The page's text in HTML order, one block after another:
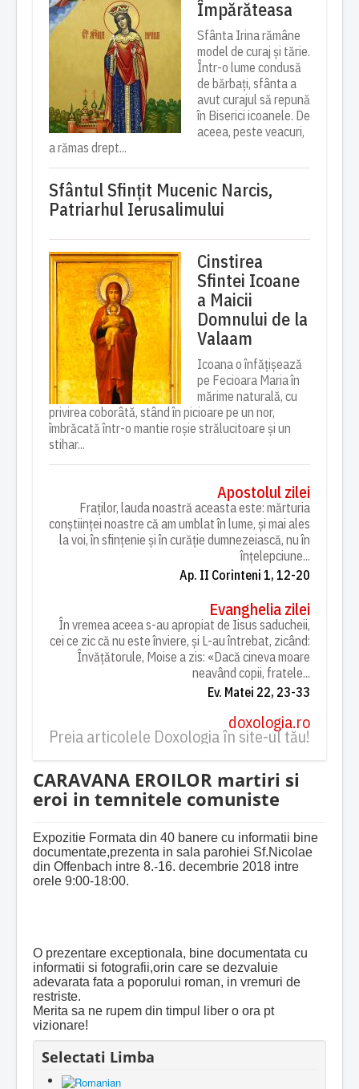
Împărăteasa
Sfânta Irina rămâne
model de curaj și tărie.
Într-o lume condusă
de bărbați, sfânta a
avut curajul să repună
în Biserici icoanele. De
aceea, peste veacuri,
a rămas drept...
Sfântul Sfinţit Mucenic Narcis,
Patriarhul Ierusalimului
Cinstirea
Sfintei Icoane
a Maicii
Domnului de la
Valaam
Icoana o înfățișează
pe Fecioara Maria în
mărime naturală, cu
privirea coborâtă, stând în picioare pe un nor,
îmbrăcată într-o mantie roșie strălucitoare și un
stihar...
Apostolul zilei
Fraților, lauda noastră aceasta este: mărturia
conștiinței noastre că am umblat în lume, și mai ales
la voi, în sfințenie și în curăție dumnezeiască, nu în
înțelepciune...
Ap. II Corinteni 1, 12-20
Evanghelia zilei
În vremea aceea s-au apropiat de Iisus saducheii,
cei ce zic că nu este înviere, și L-au întrebat, zicând:
Învățătorule, Moise a zis: «Dacă cineva moare
neavând copii, fratele...
Ev. Matei 22, 23-33
doxologia.ro
Preia articolele Doxologia în site-ul tău!
CARAVANA EROILOR martiri si
eroi in temnitele comuniste
Expozitie Formata din 40 banere cu informatii bine
documentate,prezenta in sala parohiei Sf.Nicolae
din Offenbach intre 8.-16. decembrie 2018 intre
orele 9:00-18:00.
O prezentare exceptionala, bine documentata cu
informatii si fotografii,orin care se dezvaluie
adevarata fata a poporului roman, in vremuri de
restriste.
Merita sa ne rupem din timpul liber o ora pt
vizionare!
Selectati Limba